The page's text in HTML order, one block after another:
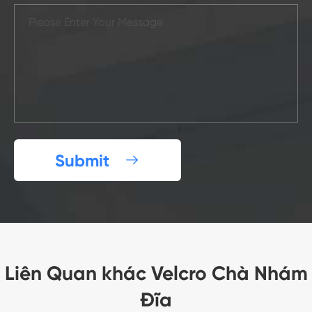
Submit 
Liên Quan khác Velcro Chà Nhám
Đĩa